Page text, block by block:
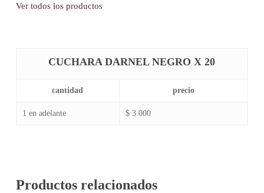
Ver todos los productos
CUCHARA DARNEL NEGRO X 20
cantidad precio
1 en adelante $ 3.000
Productos relacionados